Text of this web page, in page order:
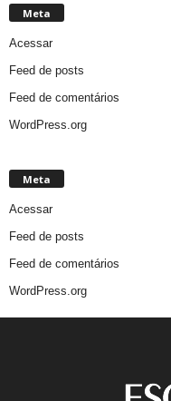
Meta
Acessar
Feed de posts
Feed de comentários
WordPress.org
Meta
Acessar
Feed de posts
Feed de comentários
WordPress.org